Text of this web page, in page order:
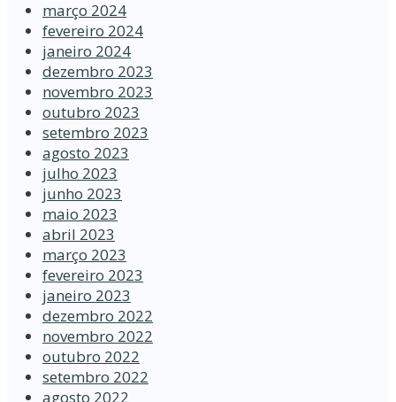
março 2024
fevereiro 2024
janeiro 2024
dezembro 2023
novembro 2023
outubro 2023
setembro 2023
agosto 2023
julho 2023
junho 2023
maio 2023
abril 2023
março 2023
fevereiro 2023
janeiro 2023
dezembro 2022
novembro 2022
outubro 2022
setembro 2022
agosto 2022